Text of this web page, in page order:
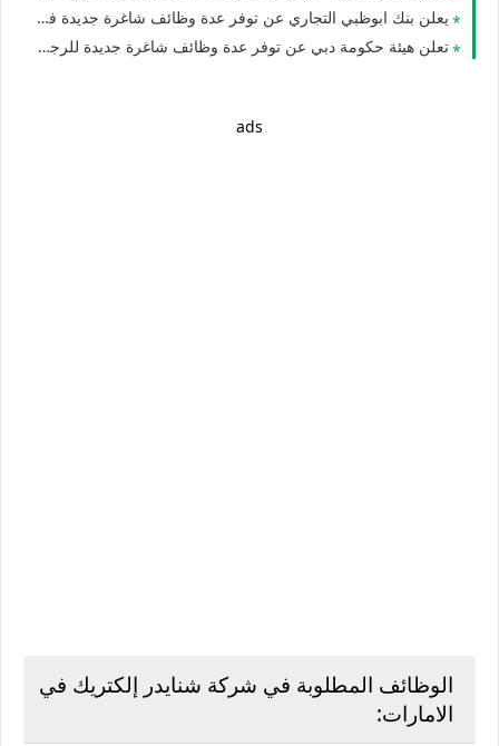
يعلن بنك ابوظبي التجاري عن توفر عدة وظائف شاغرة جديدة في مختلف التخصصات للجنسيين براتب 10,000دهم في دبي وأبوظبي والعين
تعلن هيئة حكومة دبي عن توفر عدة وظائف شاغرة جديدة للرجال والنساء في الامارات
ads
الوظائف المطلوبة في شركة شنايدر إلكتريك في
الامارات: